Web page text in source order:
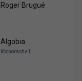
Roger Brugué
Algobia
Kochorashvili